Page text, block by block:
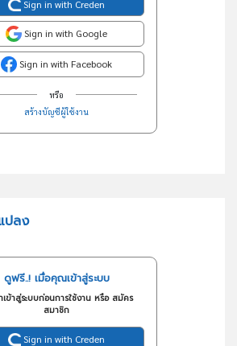
Sign in with Creden
Sign in with Google
Sign in with Facebook
หรือ
สร้างบัญชีผู้ใช้งาน
ปลง
ดูฟรี..! เมื่อคุณเข้าสู่ระบบ
ข้าสู่ระบบก่อนการใช้งาน หรือ สมัคร
สมาชิก
Sign in with Creden